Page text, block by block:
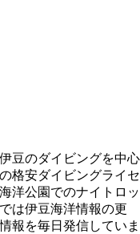
豆のダイビングを中心
格安ダイビングライセ
洋公園でのナイトロッ
は伊豆海洋情報の更
報を毎日発信していま